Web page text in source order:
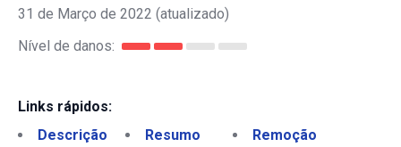
31 de Março de 2022 (atualizado)
Nível de danos:
Links rápidos:
Descrição
Resumo
Remoção